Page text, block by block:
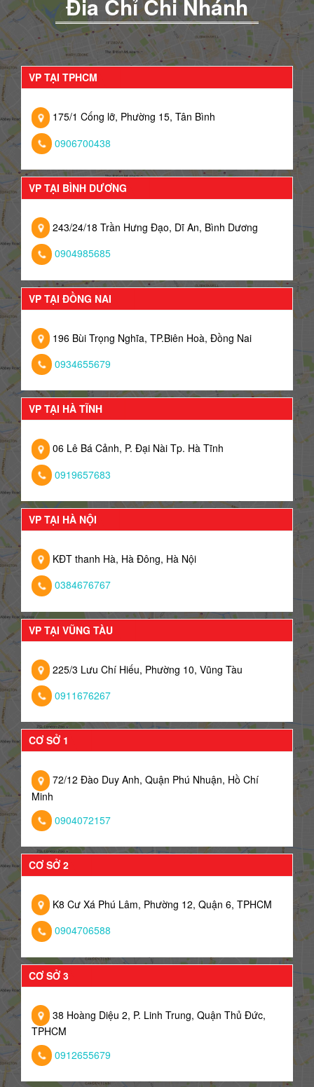
Đia Chỉ Chi Nhánh
VP TẠI TPHCM
175/1 Cống lỡ, Phường 15, Tân Bình
0906700438
VP TẠI BÌNH DƯƠNG
243/24/18 Trần Hưng Đạo, Dĩ An, Bình Dương
0904985685
VP TẠI ĐỒNG NAI
196 Bùi Trọng Nghĩa, TP.Biên Hoà, Đồng Nai
0934655679
VP TẠI HÀ TĨNH
06 Lê Bá Cảnh, P. Đại Nài Tp. Hà Tĩnh
0919657683
VP TẠI HÀ NỘI
KĐT thanh Hà, Hà Đông, Hà Nội
0384676767
VP TẠI VŨNG TÀU
225/3 Lưu Chí Hiếu, Phường 10, Vũng Tàu
0911676267
CƠ SỞ 1
72/12 Đào Duy Anh, Quận Phú Nhuận, Hồ Chí
Minh
0904072157
CƠ SỞ 2
K8 Cư Xá Phú Lâm, Phường 12, Quận 6, TPHCM
0904706588
CƠ SỞ 3
38 Hoàng Diệu 2, P. Linh Trung, Quận Thủ Đức,
TPHCM
0912655679